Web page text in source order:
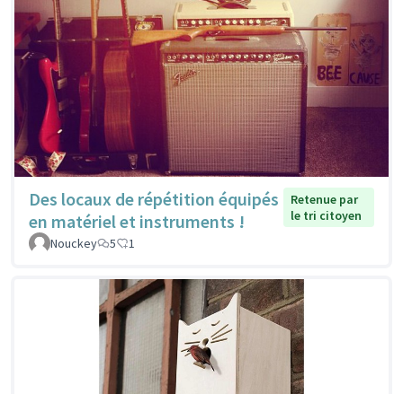
Des locaux de répétition équipés
en matériel et instruments !
Retenue par
le tri citoyen
Nouckey
5 1